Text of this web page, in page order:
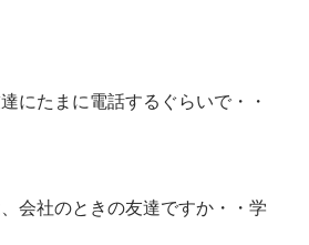
にたまに電話するぐらいで・・
会社のときの友達ですか・・学